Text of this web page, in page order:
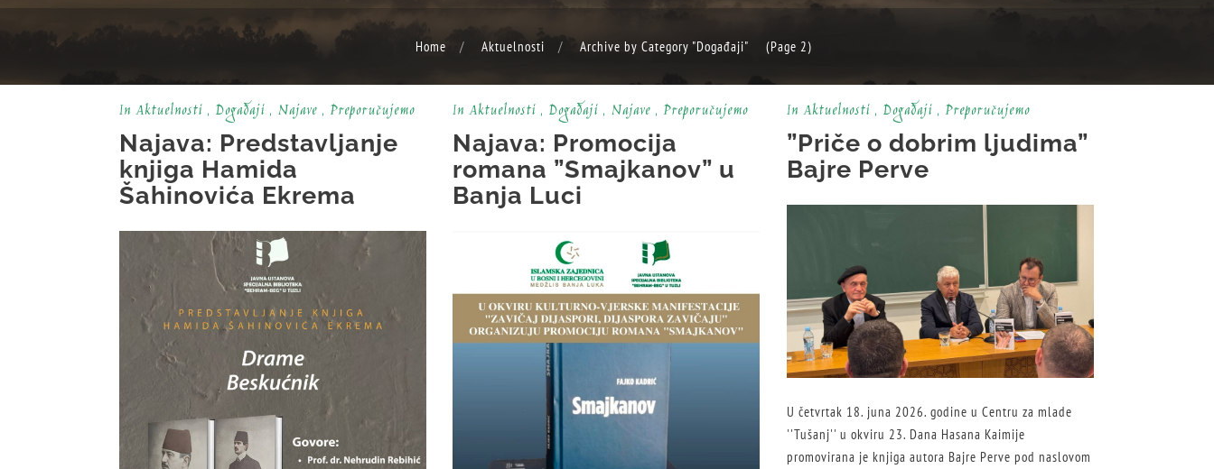
Home Aktuelnosti Archive by Category "Događaji" (Page 2)
In Aktuelnosti , Događaji , Najave , Preporučujemo
Najava: Predstavljanje
knjiga Hamida
Šahinovića Ekrema
In Aktuelnosti , Događaji , Najave , Preporučujemo
Najava: Promocija
romana ”Smajkanov” u
Banja Luci
In Aktuelnosti , Događaji , Preporučujemo
”Priče o dobrim ljudima”
Bajre Perve
U četvrtak 18. juna 2026. godine u Centru za mlade
''Tušanj'' u okviru 23. Dana Hasana Kaimije
promovirana je knjiga autora Bajre Perve pod naslovom